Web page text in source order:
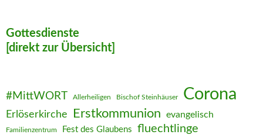
Gottesdienste
[direkt zur Übersicht]
#MittWORT Allerheiligen Bischof Steinhäuser Corona
Erlöserkirche Erstkommunion evangelisch
Familienzentrum Fest des Glaubens fluechtlinge